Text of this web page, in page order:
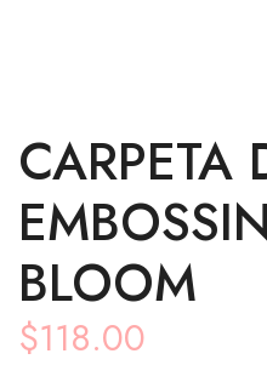
CARPETA
BLOOM
$118.00